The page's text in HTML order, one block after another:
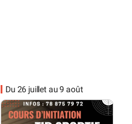
Du 26 juillet au 9 août